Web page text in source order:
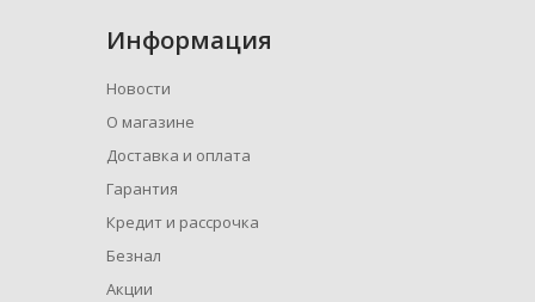
Информация
Новости
О магазине
Доставка и оплата
Гарантия
Кредит и рассрочка
Безнал
Акции